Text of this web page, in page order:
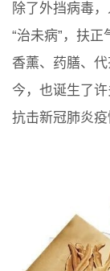
除了外挡病毒
“治未病”，扶
香薰、药膳、
今，也诞生了
抗击新冠肺炎疫